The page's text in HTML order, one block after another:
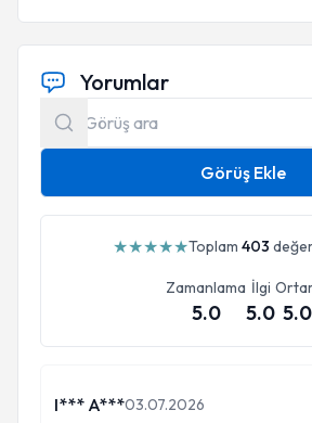
Yorumlar
Görüş Ekle
★★★★★Toplam 403
Zamanlama
5.0
İlgi
5.0 5.0
I*** A***03.07.2026